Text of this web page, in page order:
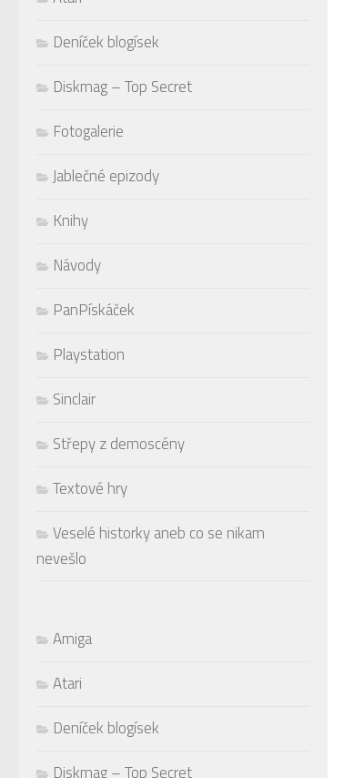
Deníček blogísek
Diskmag – Top Secret
Fotogalerie
Jablečné epizody
Knihy
Návody
PanPískáček
Playstation
Sinclair
Střepy z demoscény
Textové hry
Veselé historky aneb co se nikam
nevešlo
Amiga
Atari
Deníček blogísek
Diskmag – Top Secret